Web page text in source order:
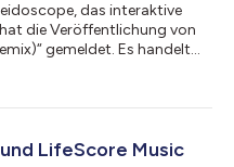
das interaktive
die Veröffentlichung von
gemeldet. Es handelt
der aus dem
mit besonders
LifeScore Music